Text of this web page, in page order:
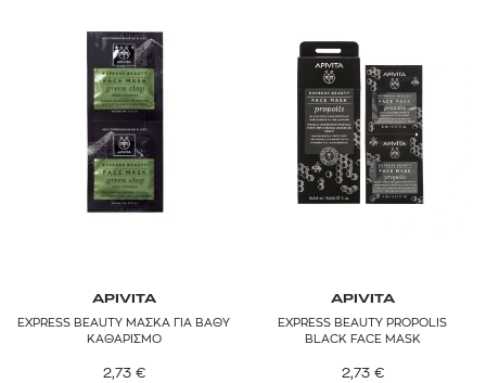
APIVITA
EXPRESS BEAUTY MAΣΚΑ ΓΙΑ ΒΑΘΥ
ΚΑΘΑΡΙΣΜΟ
2,73 €
APIVITA
EXPRESS BEAUTY PROPOLIS
BLACK FACE MASK
2,73 €